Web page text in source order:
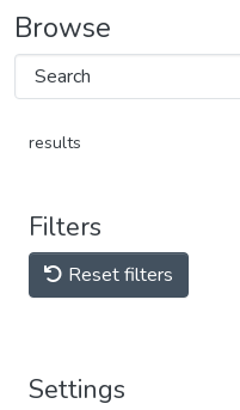
Browse
results
Filters
Reset filters
Settings